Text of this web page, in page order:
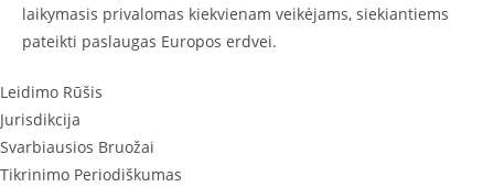
laikymasis privalomas kiekvienam veikėjams, siekiantiems
pateikti paslaugas Europos erdvei.
Leidimo Rūšis
Jurisdikcija
Svarbiausios Bruožai
Tikrinimo Periodiškumas